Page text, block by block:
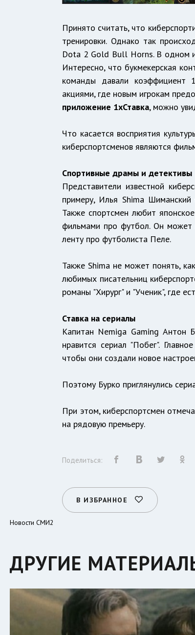
Принято считать, что
тренировки. Однако так
Dota 2 Gold Bull Horns. В одном
Интересно, что букмекерская
команды давали коэффициент
акциями, где новым игрокам
приложение 1хСтавка, можно
Что касается восприятия
киберспортсменов являются
Спортивные драмы и детективы
Представители известной
примеру, Илья Shima
Также спортсмен любит
фильмами про футбол. Он может
ленту про футболиста Пеле.
Также Shima не может понять,
любимых писательниц
романы "Хирург" и "Ученик", где
Ставка на сериалы
Капитан Nemiga Gaming Антон
нравится сериал "Побег".
чтобы они создали новое
Поэтому Бурко приглянулись
При этом, киберспортсмен
на рядовую премьеру.
Поделиться:
В ИЗБРАННОЕ
Новости СМИ2
ДРУГИЕ